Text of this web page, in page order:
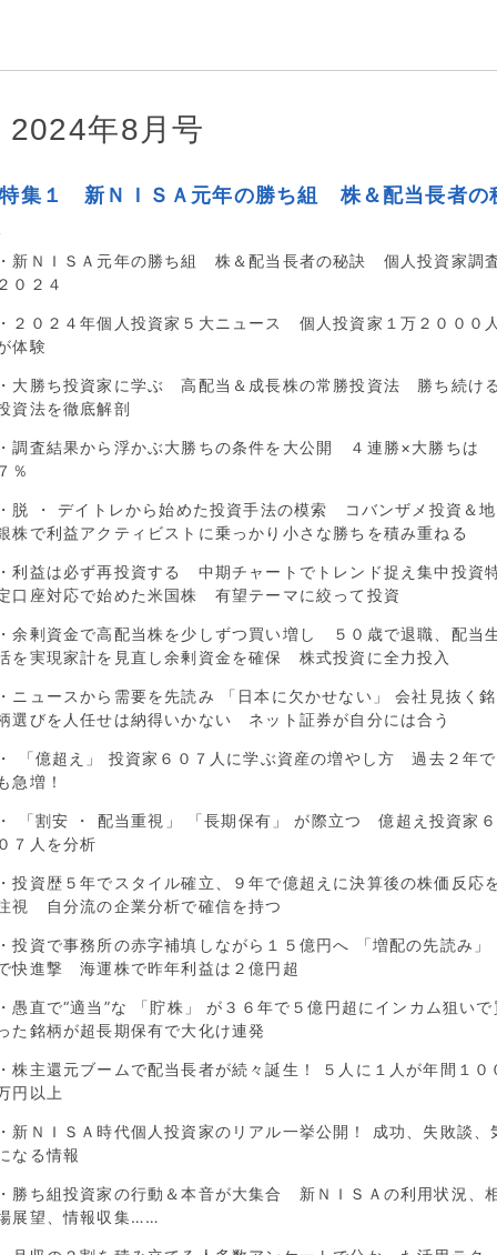
2024年8月号
集１ 新ＮＩＳＡ元年の勝ち組 株＆配当長者の
新ＮＩＳＡ元年の勝ち組 株＆配当長者の秘訣 個人投資家調
０２４
２０２４年個人投資家５大ニュース 個人投資家１万２０００人
体験
大勝ち投資家に学ぶ 高配当＆成長株の常勝投資法 勝ち続ける
資法を徹底解剖
調査結果から浮かぶ大勝ちの条件を大公開 ４連勝×大勝ちは
％
脱 ・ デイトレから始めた投資手法の模索 コバンザメ投資＆地
株で利益アクティビストに乗っかり小さな勝ちを積み重ねる
利益は必ず再投資する 中期チャートでトレンド捉え集中投資
口座対応で始めた米国株 有望テーマに絞って投資
余剰資金で高配当株を少しずつ買い増し ５０歳で退職、配当
を実現家計を見直し余剰資金を確保 株式投資に全力投入
ニュースから需要を先読み 「日本に欠かせない」 会社見抜く銘
選びを人任せは納得いかない ネット証券が自分には合う
「億超え」 投資家６０７人に学ぶ資産の増やし方 過去２年で
急増！
「割安 ・ 配当重視」 「長期保有」 が際立つ 億超え投資家６
７人を分析
投資歴５年でスタイル確立、９年で億超えに決算後の株価反応
視 自分流の企業分析で確信を持つ
投資で事務所の赤字補填しながら１５億円へ 「増配の先読み」
快進撃 海運株で昨年利益は２億円超
愚直で“適当”な 「貯株」 が３６年で５億円超にインカム狙いで
た銘柄が超長期保有で大化け連発
株主還元ブームで配当長者が続々誕生！ ５人に１人が年間１０
円以上
新ＮＩＳＡ時代個人投資家のリアル一挙公開！ 成功、失敗談、
なる情報
勝ち組投資家の行動＆本音が大集合 新ＮＩＳＡの利用状況、
展望、情報収集……